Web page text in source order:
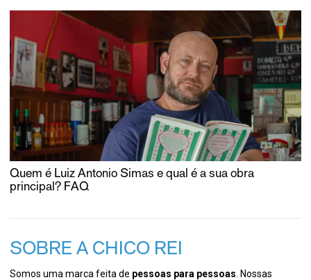
Quem é Luiz Antonio Simas e qual é a sua obra
principal? FAQ
SOBRE A CHICO REI
Somos uma marca feita de pessoas para pessoas . Nossas